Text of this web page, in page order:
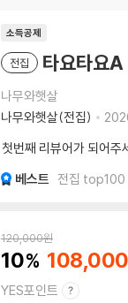
소득공제
전집 타요타요
나무와햇살
나무와햇살(전집)
첫번째 리뷰어가 되어주
베스트 전집 top100
120,000원
10 108,000
YES포인트